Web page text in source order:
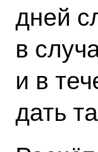
дней
в
и в
дать